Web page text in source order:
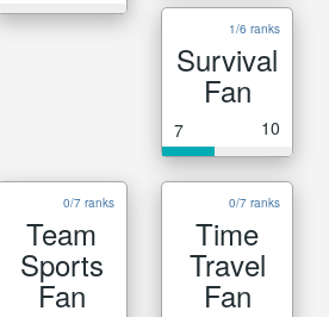
1/6 ranks
Survival
Fan
7 10
0/7 ranks
Team
Sports
Fan
0/7 ranks
Time
Travel
Fan